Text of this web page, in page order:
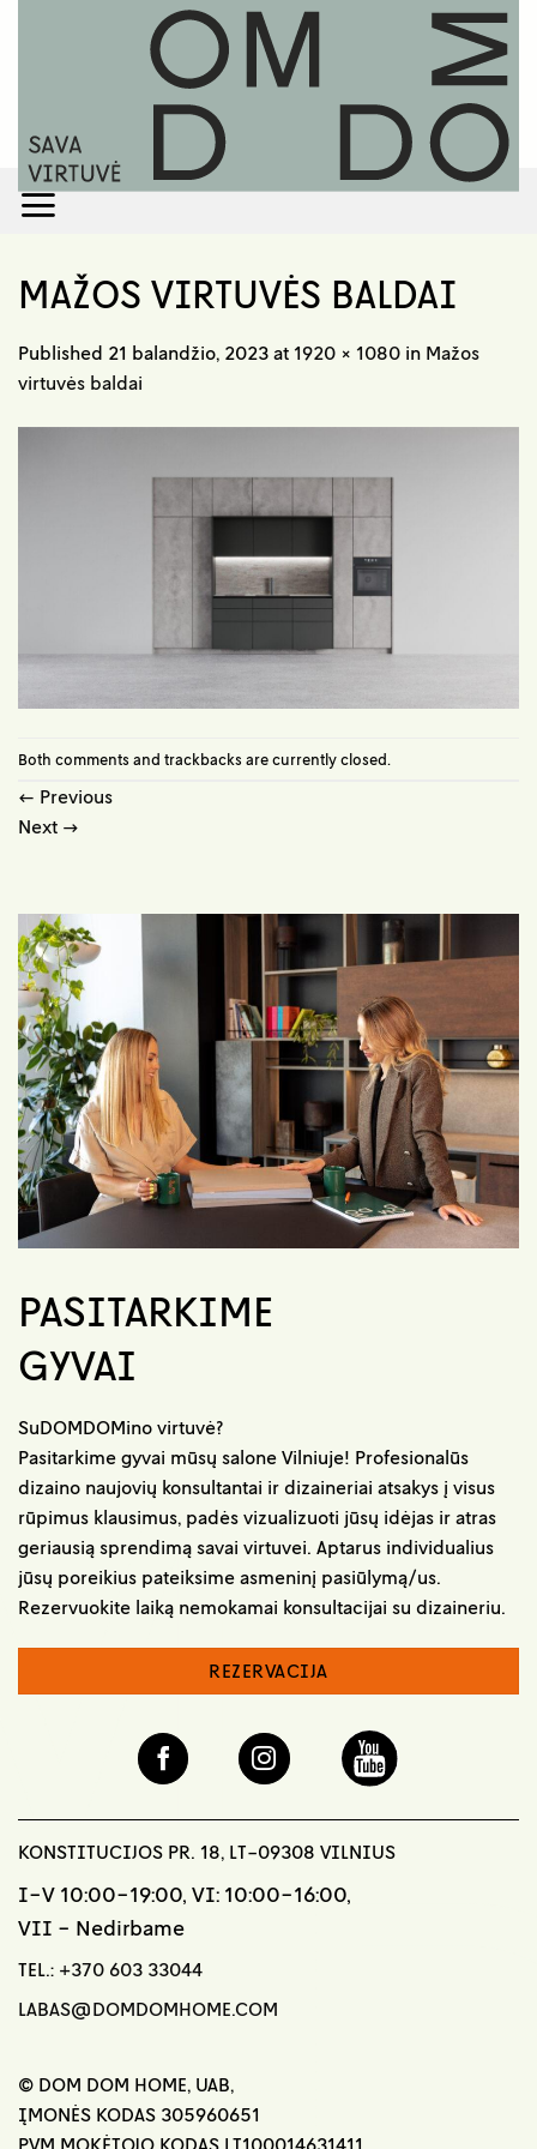
MAŽOS VIRTUVĖS BALDAI
Published 21 balandžio, 2023 at 1920 × 1080 in Mažos
virtuvės baldai
Both comments and trackbacks are currently closed.
← Previous
Next →
PASITARKIME
GYVAI
SuDOMDOMino virtuvė?
Pasitarkime gyvai mūsų salone Vilniuje! Profesionalūs
dizaino naujovių konsultantai ir dizaineriai atsakys į visus
rūpimus klausimus, padės vizualizuoti jūsų idėjas ir atras
geriausią sprendimą savai virtuvei. Aptarus individualius
jūsų poreikius pateiksime asmeninį pasiūlymą/us.
Rezervuokite laiką nemokamai konsultacijai su dizaineriu.
REZERVACIJA
KONSTITUCIJOS PR. 18, LT-09308 VILNIUS
I-V 10:00-19:00, VI: 10:00-16:00,
VII - Nedirbame
TEL.: +370 603 33044
LABAS@DOMDOMHOME.COM
© DOM DOM HOME, UAB,
ĮMONĖS KODAS 305960651
PVM MOKĖTOJO KODAS LT100014631411